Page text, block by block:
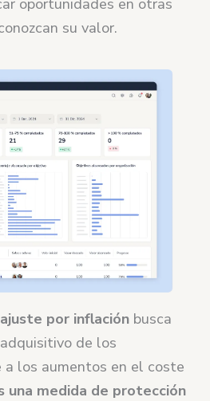
oportunidades en otras
su valor.
ajuste por inflación busca
de los
los aumentos en el coste
una medida de protección